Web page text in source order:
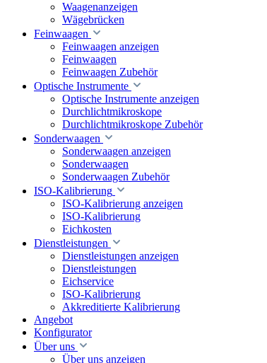
Waagenanzeigen
Wägebrücken
Feinwaagen
Feinwaagen anzeigen
Feinwaagen
Feinwaagen Zubehör
Optische Instrumente
Optische Instrumente anzeigen
Durchlichtmikroskope
Durchlichtmikroskope Zubehör
Sonderwaagen
Sonderwaagen anzeigen
Sonderwaagen
Sonderwaagen Zubehör
ISO-Kalibrierung
ISO-Kalibrierung anzeigen
ISO-Kalibrierung
Eichkosten
Dienstleistungen
Dienstleistungen anzeigen
Dienstleistungen
Eichservice
ISO-Kalibrierung
Akkreditierte Kalibrierung
Angebot
Konfigurator
Über uns
Über uns anzeigen